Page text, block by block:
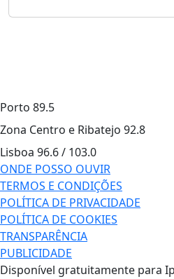
Porto 89.5
Zona Centro e Ribatejo 92.8
Lisboa 96.6 / 103.0
ONDE POSSO OUVIR
TERMOS E CONDIÇÕES
POLÍTICA DE PRIVACIDADE
POLÍTICA DE COOKIES
TRANSPARÊNCIA
PUBLICIDADE
Disponível gratuitamente para